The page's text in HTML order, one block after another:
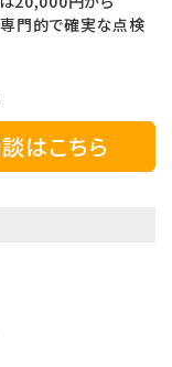
門的で確実な点検
はこちら